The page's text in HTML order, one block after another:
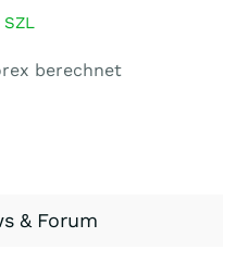
SZL
berechnet
& Forum